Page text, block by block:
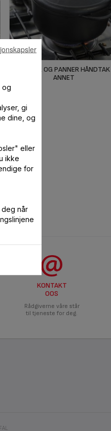
GRYTER OG PANNER HÅNDTAK
ANNET
KONTAKT
OOS
Rådgiverne våre står
til tjeneste for deg.
og
gi
dine, og
eller
ikke
for
deg når